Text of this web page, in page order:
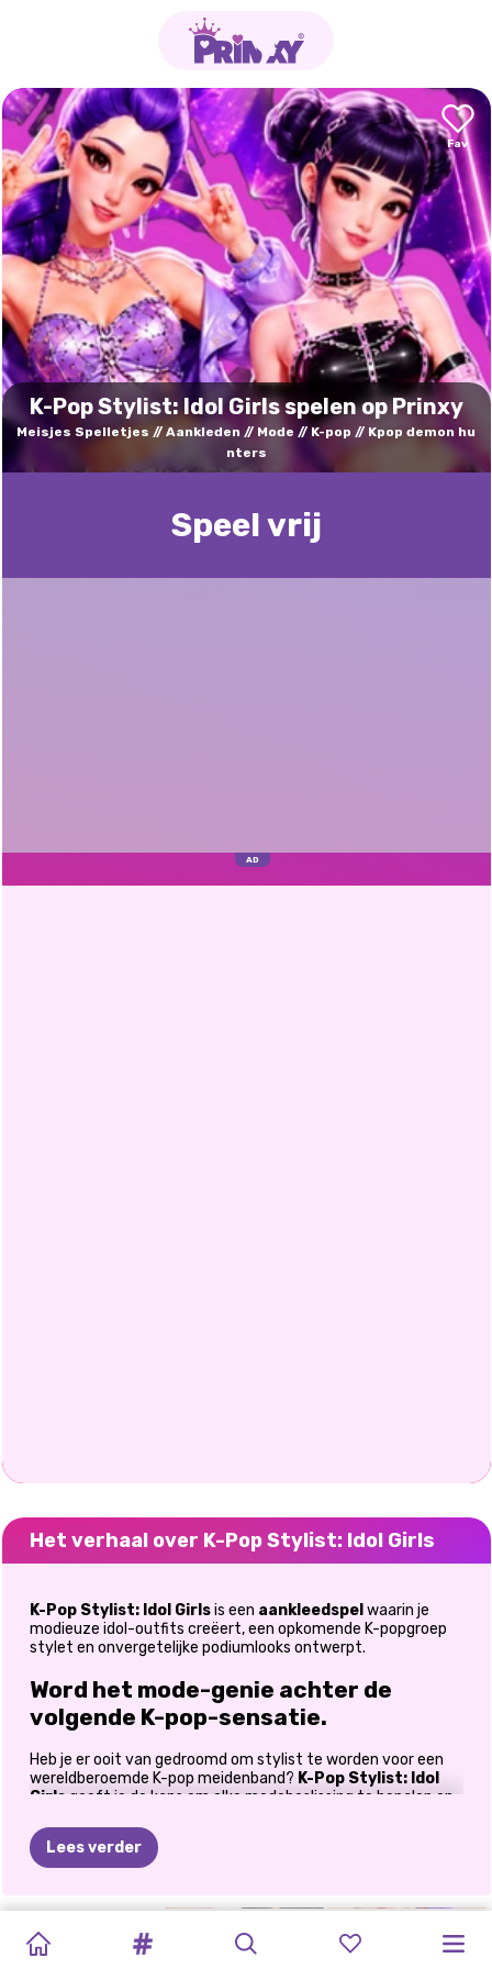
K-Pop Stylist: Idol Girls spelen op Prinxy
Meisjes Spelletjes Aankleden Mode K-pop
Kpop demon hu
nters
Speel vrij
Het verhaal over K-Pop Stylist: Idol Girls
K-Pop Stylist: Idol Girlsis een aankleedspel waarin je
modieuze idol-outfits creëert, een opkomende K-popgroep
stylet en onvergetelijke podiumlooks ontwerpt.
Word het mode-genie achter de
volgende K-pop-sensatie.
Heb je er ooit van gedroomd om stylist te worden voor een
wereldberoemde K-pop meidenband? K-Pop Stylist: Idol
Girls geeft je de kans om elke modebeslissing te bepalen en
supersterren. Van glamoureuze podiumoutfits tot trendy
alledaagse looks, jouw creativiteit bepaalt het imago van de
groep. Elk kapsel, accessoire, outfit en modedetail draagt bij
mode, aankleedspelletjes en creatieve styling, dan is dit spel
het perfecte podium voor je fantasie.
Lees verder
SAJA
HUNTERS
K-POP-
K-POP
DEMON
K-POP
DEMON
KOREAANSE
SCHOONHEIDSSALON:
K-POP
NIEUWJAARSCONCERT
PRINSESSEN